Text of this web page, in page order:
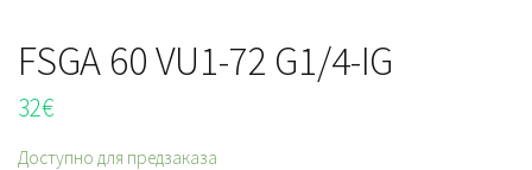
FSGA 60 VU1-72 G1/4-IG
32€
Доступно для предзаказа